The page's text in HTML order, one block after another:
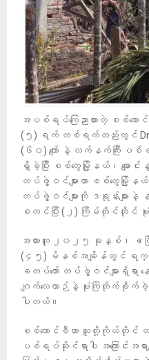
အပစ်ရပ်ကြေညာထားတဲ့ စစ်
(၅) ရက် တစ်ရက်တည်းတွင်
(၆၀) ကျော် နဲ့ လက်နက်ကြီး
ရှိခဲ့ပြီး စစ်တွေမြို့နယ်၊ ချော
တပ်ဖွဲ့ဝင်များဟာ စစ်တွေမြို့
တပ်ဖွဲ့ဝင်များကို ဒရုန်းမျာ
စတင်ပြီး (၂) ကြိမ်တိုင်တိုင်
အလားတူ ၂၀၂၅ ခုနှစ်၊ ဧပ
(၄၅) မိနစ်အချိန်တွင် ရက္ခို
ခတပ်တော် တပ်ဖွဲ့ဝင်များရှိရာ
ဂျက်လေယာဉ်နဲ့ ဗုံးကြဲတိုက်ခို
ပါတယ်။
စစ်ကောင်စီဟာ သူတို့ကိုယ်တိုင်
ပစ်ရပ်ဆိုင်ရာပါ အကြောင်းအရာ